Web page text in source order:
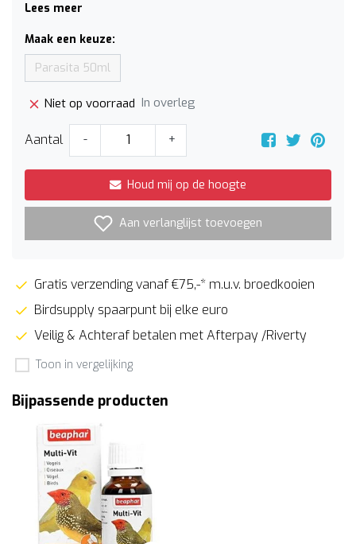
Lees meer
Maak een keuze:
Parasita 50ml
Niet op voorraad In overleg
Aantal - +
Houd mij op de hoogte
Aan verlanglijst toevoegen
Gratis verzending vanaf €75,-* m.u.v. broedkooien
Birdsupply spaarpunt bij elke euro
Veilig & Achteraf betalen met Afterpay /Riverty
Toon in vergelijking
Bijpassende producten